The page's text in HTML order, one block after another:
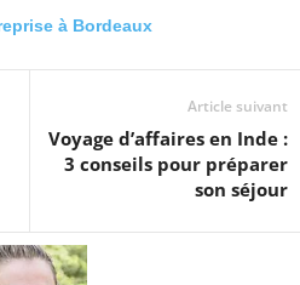
à Bordeaux
Article suivant
Voyage d’affaires en Inde :
3 conseils pour préparer
son séjour